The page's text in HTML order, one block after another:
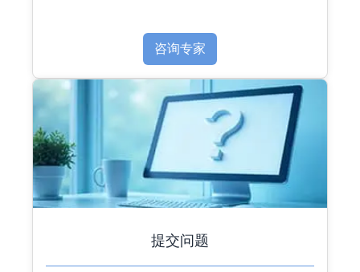
咨询专家
提交问题